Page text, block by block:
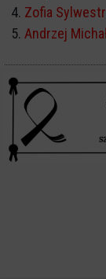
Zofia
Andrzej